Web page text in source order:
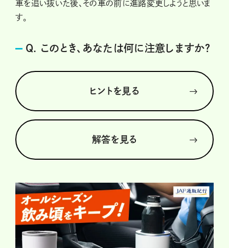
車を追い抜いた後、その車の前に進路変更しようと思いま
す。
Q. このとき、あなたは何に注意しますか？
ヒントを見る
解答を見る